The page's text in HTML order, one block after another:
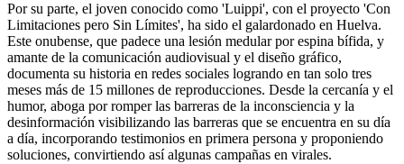
Por su parte, el joven conocido como 'Luippi', con el proyecto 'Con
Limitaciones pero Sin Límites', ha sido el galardonado en Huelva.
Este onubense, que padece una lesión medular por espina bífida, y
amante de la comunicación audiovisual y el diseño gráfico,
documenta su historia en redes sociales logrando en tan solo tres
meses más de 15 millones de reproducciones. Desde la cercanía y el
humor, aboga por romper las barreras de la inconsciencia y la
desinformación visibilizando las barreras que se encuentra en su día
a día, incorporando testimonios en primera persona y proponiendo
soluciones, convirtiendo así algunas campañas en virales.